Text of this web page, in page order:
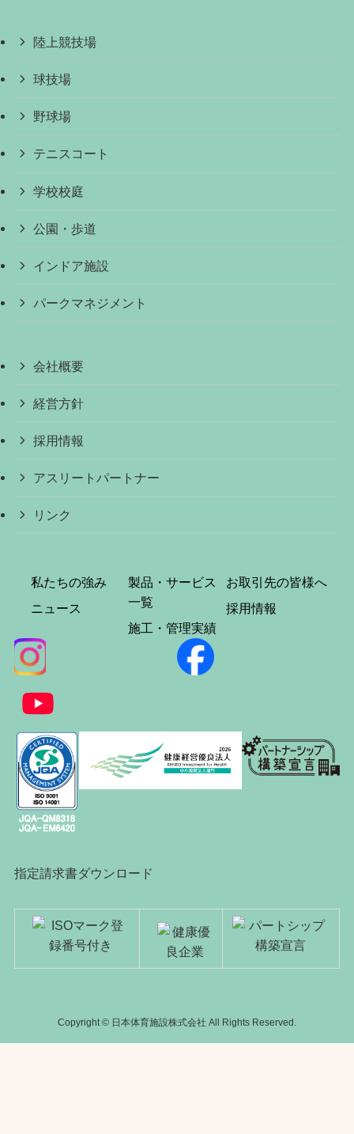
陸上競技場
球技場
野球場
テニスコート
学校校庭
公園・歩道
インドア施設
パークマネジメント
会社概要
経営方針
採用情報
アスリートパートナー
リンク
私たちの強み
ニュース
製品・サービス
一覧
施工・管理実績
お取引先の皆様へ
採用情報
指定請求書ダウンロード
Copyright © 日本体育施設株式会社 All Rights Reserved.